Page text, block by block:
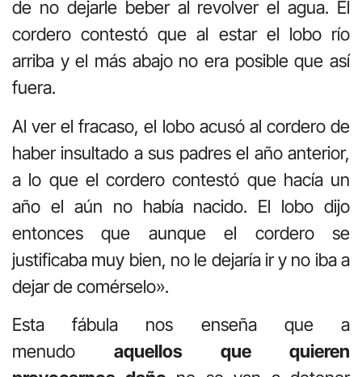
de no dejarle beber al revolver el agua. El
cordero contestó que al estar el lobo río
arriba y el más abajo no era posible que así
fuera.
Al ver el fracaso, el lobo acusó al cordero de
haber insultado a sus padres el año anterior,
a lo que el cordero contestó que hacía un
año el aún no había nacido. El lobo dijo
entonces que aunque el cordero se
justificaba muy bien, no le dejaría ir y no iba a
dejar de comérselo».
Esta fábula nos enseña que a
menudo aquellos que quieren